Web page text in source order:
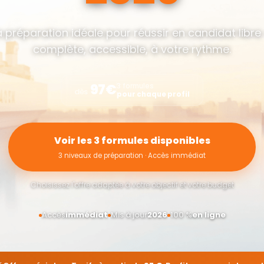
préparation idéale pour réussir en candidat
complète, accessible, à votre rythme.
97€pour chaque profil
Voir les 3 formules disponibles
3 niveaux de préparation · Accès immédiat
Choisissez l'offre adaptée à votre objectif et votre budget
Accèsimmédiat Mis à jour2026 100 %en ligne